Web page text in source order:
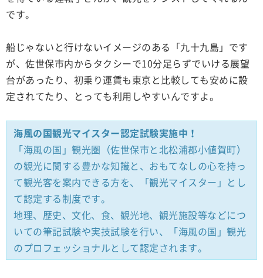
です。
船じゃないと行けないイメージのある「九十九島」です
が、佐世保市内からタクシーで10分足らずでいける展望
台があったり、初乗り運賃も東京と比較しても安めに設
定されてたり、とっても利用しやすいんですよ。
海風の国観光マイスター認定試験実施中！
「海風の国」観光圏（佐世保市と北松浦郡小値賀町）
の観光に関する豊かな知識と、おもてなしの心を持っ
て観光客を案内できる方を、「観光マイスター」とし
て認定する制度です。
地理、歴史、文化、食、観光地、観光施設等などにつ
いての筆記試験や実技試験を行い、「海風の国」観光
のプロフェッショナルとして認定されます。